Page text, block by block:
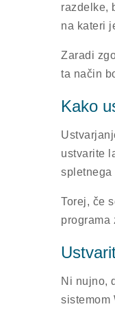
razdelke,
na kateri
Zaradi
ta način
Kako
ustvarite
spletnega
Torej, če
programa
Ni nujno,
sistemom